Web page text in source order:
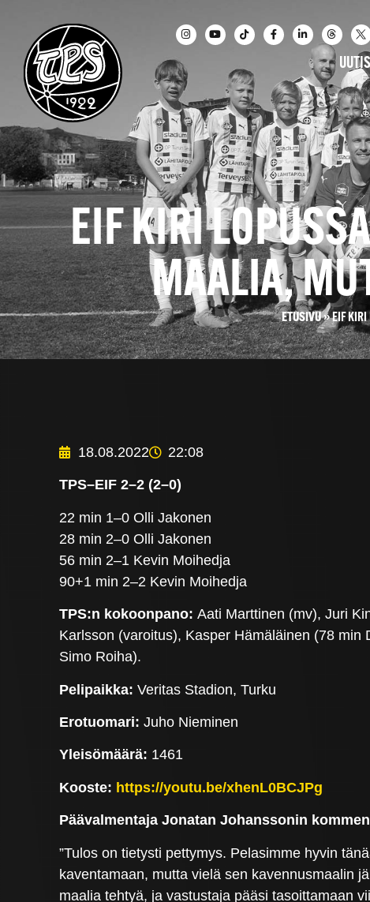
EIF KIRI
MAALIA,
ETUSIVU»EIF KIRI
18.08.2022 22:08
TPS–EIF 2–2 (2–0)
22 min 1–0 Olli Jakonen
28 min 2–0 Olli Jakonen
56 min 2–1 Kevin Moihedja
90+1 min 2–2 Kevin Moihedja
TPS:n kokoonpano:Aati Marttinen (mv), Juri
Karlsson (varoitus), Kasper Hämäläinen (78
Simo Roiha).
Pelipaikka:Veritas Stadion, Turku
Erotuomari:Juho Nieminen
Yleisömäärä: 1461
Kooste: https://youtu.be/xhenL0BCJPg
Päävalmentaja Jonatan Johanssonin
”Tulos on tietysti pettymys. Pelasimme hyvin
kaventamaan, mutta vielä sen kavennusmaalin
maalia tehtyä, ja vastustaja pääsi tasoittamaan